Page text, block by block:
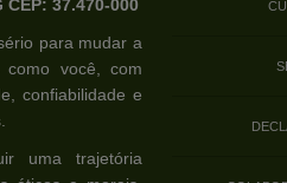
37.470-000
para mudar a
como você, com
confiabilidade e
uma trajetória